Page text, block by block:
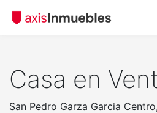
Casa en
San Pedro Garza Garcia